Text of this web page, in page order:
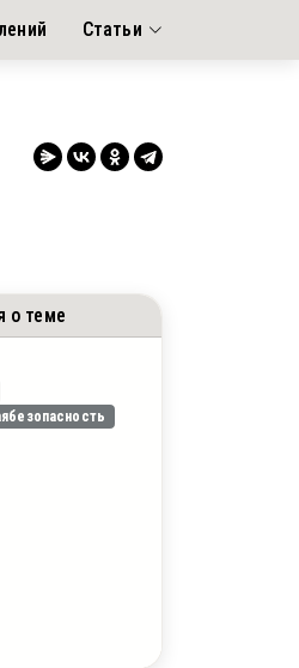
Статьи
о теме